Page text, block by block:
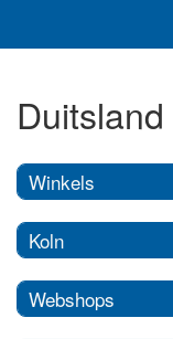
Winkels
Koln
Webshops